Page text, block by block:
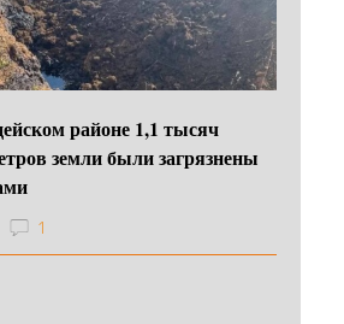
районе 1,1 тысяч
земли были загрязнены
1